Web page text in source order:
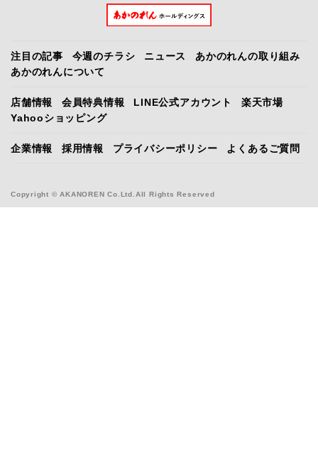
Copyright © AKANOREN Co.Ltd.All Rights Reserved
注目の記事 今週のチラシ ニュース
あかのれんの取り組み
あかのれんについて
店舗情報 会員特典情報 LINE公式アカウント
楽天市場
Yahooショッピング
企業情報 採用情報 プライバシーポリシー よくあるご質問